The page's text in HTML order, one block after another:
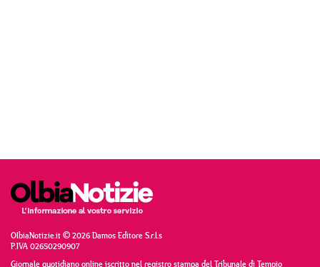
OlbiaNotizie.it © 2026 Damos Editore S.r.l.s
P.IVA 02650290907
Giornale quotidiano online iscritto nel registro stampa del Tribunale di Tempio